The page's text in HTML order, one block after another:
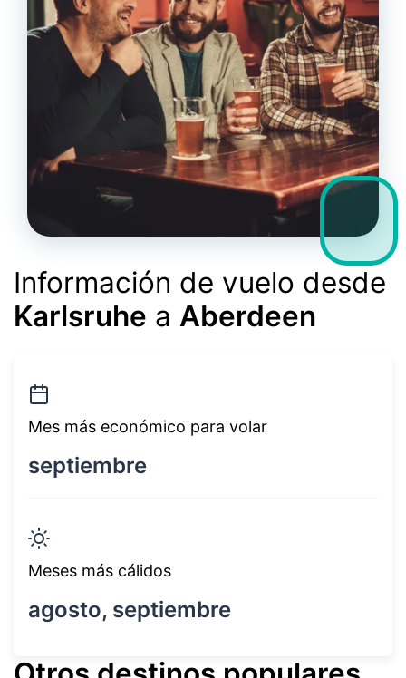
Información de vuelo desde
Karlsruhe a Aberdeen
Mes más económico para volar
septiembre
Meses más cálidos
agosto, septiembre